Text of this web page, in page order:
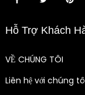
Hỗ Trợ Khách
VỀ CHÚNG TÔI
Liên hệ với chúng